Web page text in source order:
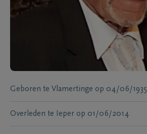
Geboren te Vlamertinge op 04/06/1935
Overleden te Ieper op 01/06/2014